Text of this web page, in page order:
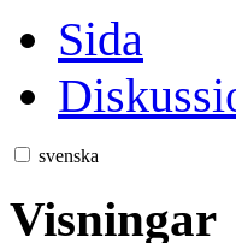
Sida
svenska
Visningar